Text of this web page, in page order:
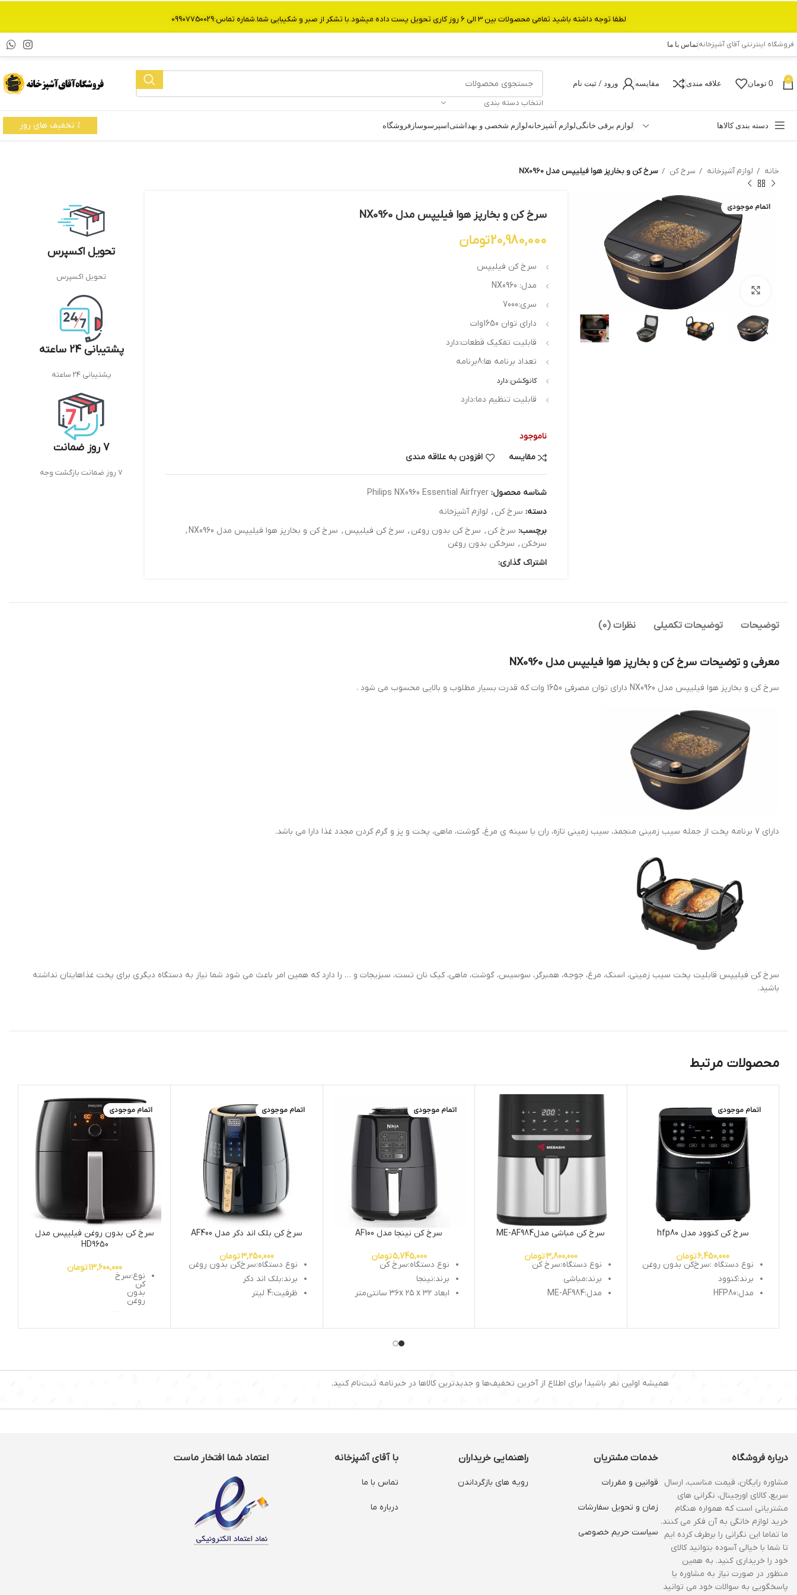
فروشگاه اینترنتی آقای آشپزخانهتماس با ما
0
0 تومان علاقه مندی مقایسه ورود / ثبت نام
انتخاب دسته بندی
دسته بندی کالاها لوازم برقی خانگیلوازم آشپزخانهلوازم شخصی و بهداشتی اسپرسوساز فروشگاه % تخفیف های روز
خانه لوازم آشپزخانه سرخ کن سرخ کن و بخارپز هوا فیلیپس مدل NX0960
اتمام موجودی
بزرگنمایی تصویر
سرخ کن و بخارپز هوا فیلیپس مدل NX0960
20,980,000تومان
سرخ کن فیلیپس
مدل: NX0960
سری:7000
دارای توان 1650وات
قابلیت تفکیک قطعات:دارد
تعداد برنامه ها:8برنامه
کانوکشن:دارد
قابلیت تنظیم دما:دارد
ناموجود
مقایسه
افزودن به علاقه مندی
شناسه محصول: Philips NX0960 Essential Airfryer
دسته: سرخ کن , لوازم آشپزخانه
برچسب: سرخ کن , سرخ کن بدون روغن , سرخ کن فیلیپس , سرخ کن و بخارپز هوا فیلیپس مدل NX0960
,
سرخکن , سرخکن بدون روغن
اشتراک گذاری:
تحویل اکسپرس
تحویل اکسپرس
پشتیبانی 24 ساعته
پشتیبانی 24 ساعته
7 روز ضمانت
7 روز ضمانت بازگشت وجه
توضیحات توضیحات تکمیلی نظرات (0)
معرفی و توضیحات سرخ کن و بخارپز هوا فیلیپس مدل NX0960
سرخ کن و بخارپز هوا فیلیپس مدل NX0960 دارای توان مصرفی 1650 وات که قدرت بسیار مطلوب و بالایی محسوب می شود .
دارای 7 برنامه پخت از جمله سیب زمینی منجمد، سیب زمینی تازه، ران یا سینه ی مرغ، گوشت، ماهی، پخت و پز و گرم کردن مجدد غذا دارا می باشد.
سرخ کن فیلیپس قابلیت پخت سیب زمینی، اسنک، مرغ، جوجه، همبرگر، سوسیس، گوشت، ماهی، کیک نان تست، سبزیجات و … را دارد که همین امر باعث می شود شما نیاز به دستگاه دیگری برای پخت غذاهایتان نداشته
باشید.
محصولات مرتبط
اتمام موجودی
سرخ کن کنوود مدل hfp80
6,450,000تومان
نوع دستگاه :سرخ‌کن بدون روغن
برند:کنوود
مدل:HFP80
سرخ کن مباشی مدلME-AF984
3,800,000تومان
نوع دستگاه:سرخ کن
برند:مباشی
مدل:ME-AF984
اتمام موجودی
سرخ کن نینجا مدل AF100
5,745,000تومان
نوع دستگاه:سرخ کن
برند:نینجا
ابعاد ۳۶x ۲۵ x ۳۲ سانتی‌متر
اتمام موجودی
سرخ کن بلک اند دکر مدل AF400
3,250,000تومان
نوع دستگاه:سرخ‌کن بدون روغن
برند:بلک اند دکر
ظرفیت:4 لیتر
اتمام موجودی
سرخ کن بدون روغن فیلیپس مدل
HD9650
13,600,000تومان
نوع:سرخ
کن
بدون
روغن
توان:2200
سازنده:هلند
همیشه اولین نفر باشید! برای اطلاع از آخرین تخفیف‌ها و جدیدترین کالاها در خبرنامه ثبت‌نام کنید.
درباره فروشگاه
مشاوره رایگان، قیمت مناسب، ارسال
سریع، کالای اورجینال، نگرانی های
مشتریانی است که همواره هنگام
خرید لوازم خانگی به آن فکر می کنند.
ما تماما این نگرانی را برطرف کرده ایم
تا شما با خیالی آسوده بتوانید کالای
خود را خریداری کنید. به همین
منظور در صورت نیاز به مشاوره یا
پاسخگویی به سوالات خود می توانید
خدمات مشتریان
قوانین و مقررات
زمان و‌ تحویل سفارشات
سیاست حریم خصوصی
راهنمایی خریداران
رویه های بازگرداندن
با آقای آشپزخانه
تماس با ما
درباره ما
اعتماد شما افتخار ماست
لطفا توجه داشته باشید تمامی محصولات بین 3 الی 6 روز کاری تحویل پست داده میشود.با تشکر از صبر و شکیبایی شما.شماره تماس:09907750029